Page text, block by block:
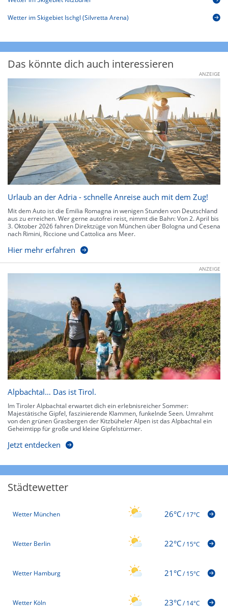
Wetter im Skigebiet Ischgl (Silvretta Arena)
Das könnte dich auch interessieren
ANZEIGE
Urlaub an der Adria - schnelle Anreise auch mit dem Zug!
Mit dem Auto ist die Emilia Romagna in wenigen Stunden von Deutschland
aus zu erreichen. Wer gerne autofrei reist, nimmt die Bahn: Von 2. April bis
3. Oktober 2026 fahren Direktzüge von München über Bologna und Cesena
nach Rimini, Riccione und Cattolica ans Meer.
Hier mehr erfahren
ANZEIGE
Alpbachtal… Das ist Tirol.
Im Tiroler Alpbachtal erwartet dich ein erlebnisreicher Sommer:
Majestätische Gipfel, faszinierende Klammen, funkelnde Seen. Umrahmt
von den grünen Grasbergen der Kitzbüheler Alpen ist das Alpbachtal ein
Geheimtipp für große und kleine Gipfelstürmer.
Jetzt entdecken
Städtewetter
Wetter München 26°C/17°C
Wetter Berlin 22°C/15°C
Wetter Hamburg 21°C/15°C
Wetter Köln 23°C/14°C